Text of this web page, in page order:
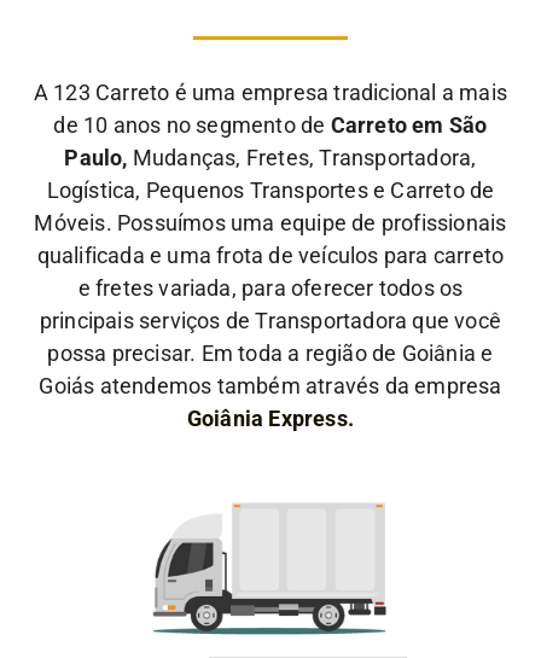
A 123 Carreto é uma empresa tradicional a mais
de 10 anos no segmento de Carreto em São
Paulo, Mudanças, Fretes, Transportadora,
Logística, Pequenos Transportes e Carreto de
Móveis. Possuímos uma equipe de profissionais
qualificada e uma frota de veículos para carreto
e fretes variada, para oferecer todos os
principais serviços de Transportadora que você
possa precisar. Em toda a região de Goiânia e
Goiás atendemos também através da empresa
Goiânia Express.